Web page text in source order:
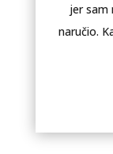
jer sam
naručio.